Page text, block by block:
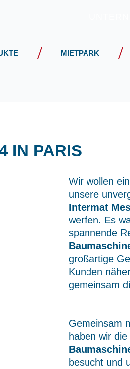
MIETPARK
IN PARIS
Wir wollen
unsere
Intermat
werfen. Es
spannende
großartige
Kunden
gemeinsam
Gemeinsam
haben wir die
besucht und